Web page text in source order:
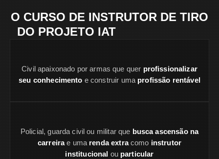
O CURSO DE INSTRUTOR DE TIRO
DO PROJETO IAT
Civil apaixonado por armas que quer profissionalizar
seu conhecimento e construir uma profissão rentável
Policial, guarda civil ou militar que busca ascensão na
carreirae uma renda extracomo instrutor
institucional ou particular